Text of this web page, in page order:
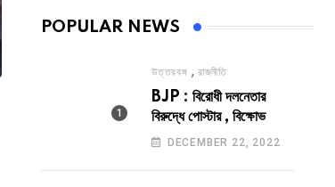
POPULAR NEWS
উত্তরবঙ্গ , রাজনীতি
BJP : বিরোধী দলনেতার
বিরুদ্ধে পোস্টার , বিক্ষোভ
DECEMBER 22, 2022